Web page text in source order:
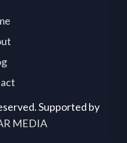
Supported by
MEDIA